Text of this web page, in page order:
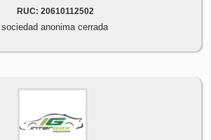
RUC: 20610112502
anonima cerrada